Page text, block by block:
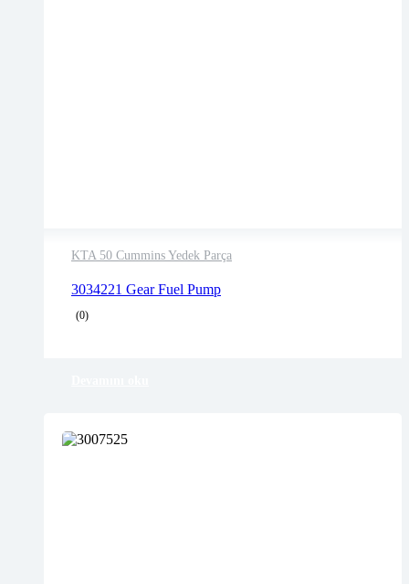
KTA 50 Cummins Yedek Parça
3034221 Gear Fuel Pump
(0)
2 years warranty
Delivery time: 1-2 business days